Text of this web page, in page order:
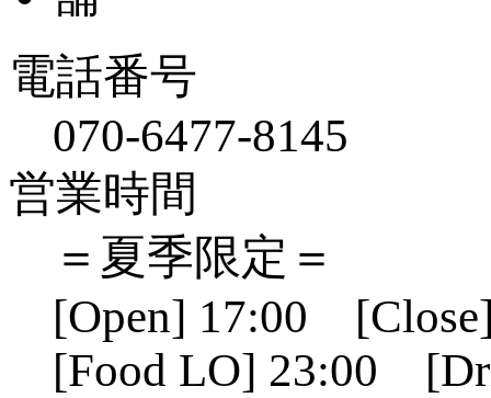
電話番号
070-6477-8145
営業時間
＝夏季限定＝
[Open] 17:00
[Food LO] 23:00